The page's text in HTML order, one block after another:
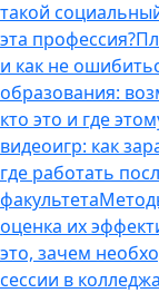
такой
эта профессия?
и как не
образования:
кто это и где
видеоигр: как
где работать
факультета
оценка их
это, зачем
сессии в